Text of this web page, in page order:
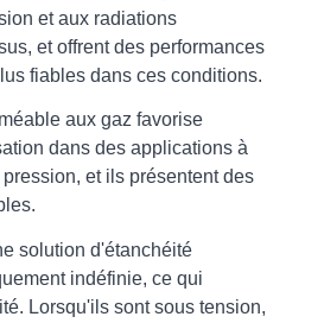
et aux radiations
et offrent des performances
fiables dans ces conditions.
aux gaz favorise
dans des applications à
et ils présentent des
solution d'étanchéité
indéfinie, ce qui
Lorsqu'ils sont sous tension,